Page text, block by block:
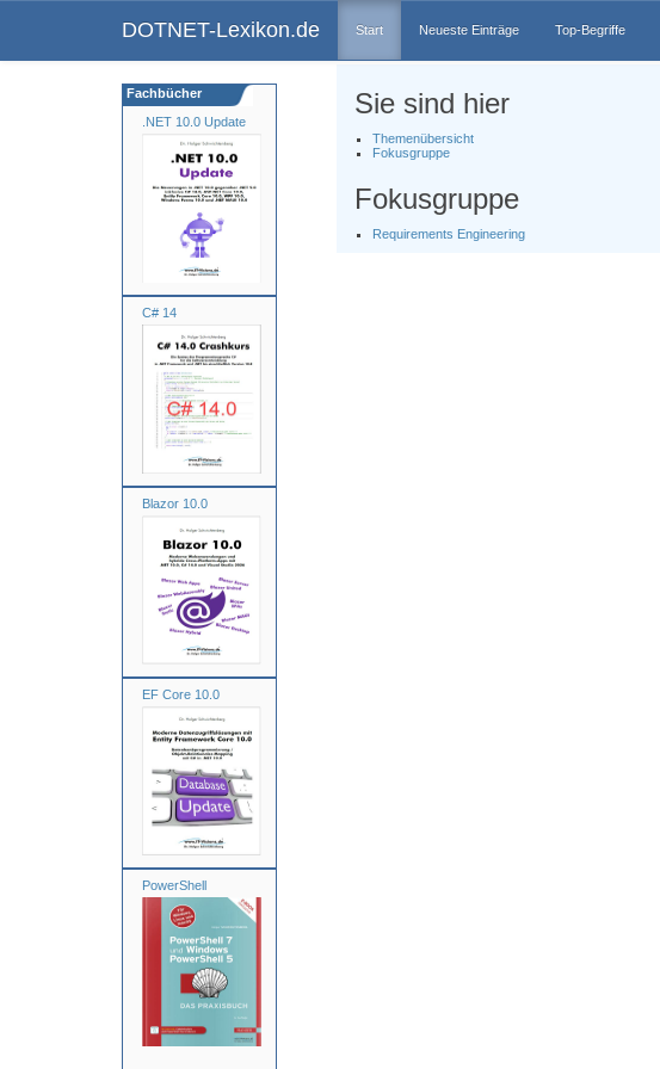
DOTNET-Lexikon.de Start Neueste Einträge Top-Begriffe
.NET 10.0 Update
C# 14
Blazor 10.0
EF Core 10.0
PowerShell
Fachbücher Sie sind hier
Themenübersicht
Fokusgruppe
Fokusgruppe
Requirements Engineering